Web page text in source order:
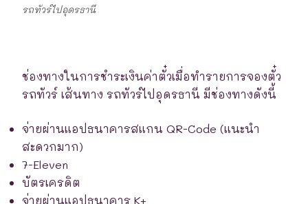
รถทัวร์ไปอุดรธานี
ช่องทางในการชำระเงินค่าตั๋วเมื่อทำรายการจองตั๋ว
รถทัวร์ เส้นทาง รถทัวร์ไปอุดรธานี มีช่องทางดังนี้
จ่ายผ่านแอปธนาคารสแกน QR-Code (แนะนำ
สะดวกมาก)
7-Eleven
บัตรเครดิต
จ่ายผ่านแอปธนาคาร K+